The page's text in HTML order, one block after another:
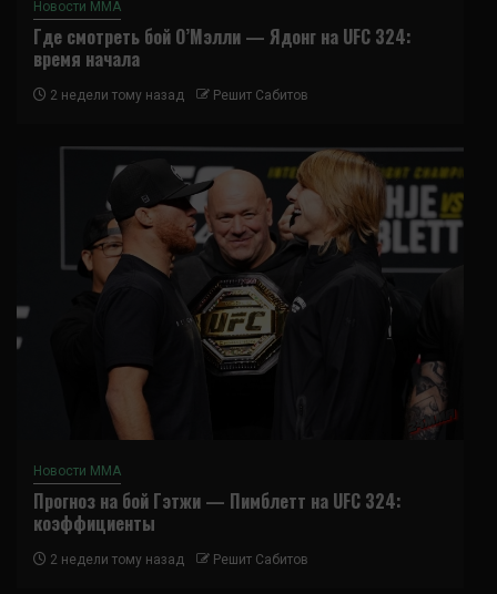
Новости ММА
Где смотреть бой О’Мэлли — Ядонг на UFC 324:
время начала
2 недели тому назад Решит Сабитов
Новости ММА
Прогноз на бой Гэтжи — Пимблетт на UFC 324:
коэффициенты
2 недели тому назад Решит Сабитов